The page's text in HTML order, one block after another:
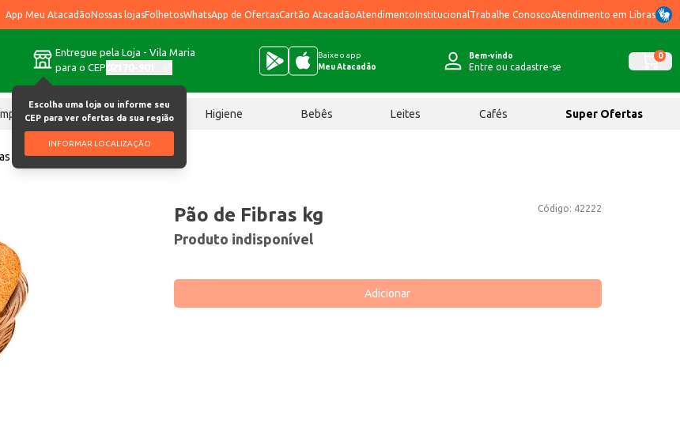
App Meu AtacadãoNossas lojasFolhetosWhatsApp de OfertasCartão AtacadãoAtendimentoInstitucional Trabalhe ConoscoAtendimento em Libras
Entregue pela Loja - Vila Maria
para o CEP
Escolha uma loja ou informe seu
CEP para ver ofertas da sua região
INFORMAR LOCALIZAÇÃO
Baixe o app
Meu Atacadão
Bem-vindo
Entre ou cadastre-se
0
Chocolates Higiene Bebês Leites Cafés Super Ofertas
kg
Código: 42222
Pão de Fibras kg
Produto indisponível
Adicionar